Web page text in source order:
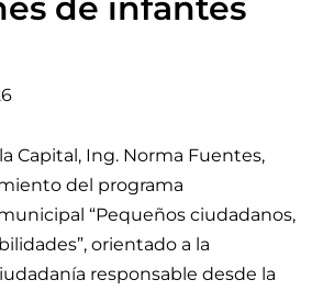
Capital, Ing. Norma Fuentes,
del programa
“Pequeños ciudadanos,
orientado a la
responsable desde la